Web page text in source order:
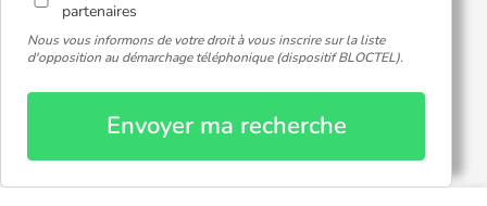
partenaires
Nous vous informons de votre droit à vous inscrire sur la liste
d'opposition au démarchage téléphonique (dispositif BLOCTEL).
Envoyer ma recherche